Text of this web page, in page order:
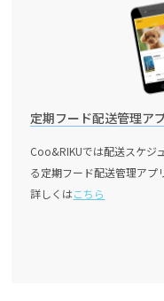
定期フード配送管理ア
Coo&RIKUでは配送スケジ
る定期フード配送管理アプ
詳しくはこちら